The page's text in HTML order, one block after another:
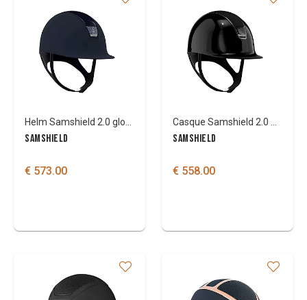
SAMSHIELD
€ 573.00
SAMSHIELD
€ 558.00